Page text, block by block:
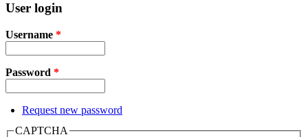
User login
Username *
Password *
Request new password
CAPTCHA